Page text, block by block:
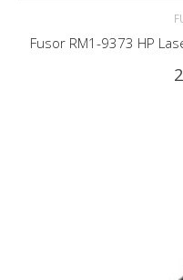
Fusor RM1-9373 HP